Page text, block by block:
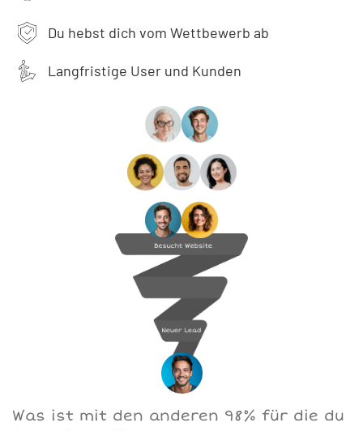
Du hebst dich vom Wettbewerb ab
Langfristige User und Kunden
Was ist mit den anderen 98% für die du